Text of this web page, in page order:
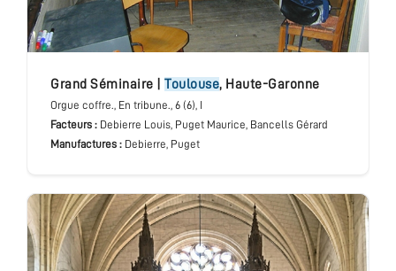
Grand Séminaire Toulouse, Haute-Garonne
Orgue coffre., En tribune., 6 (6), I
Facteurs : Debierre Louis, Puget Maurice, Bancells Gérard
Manufactures : Debierre, Puget